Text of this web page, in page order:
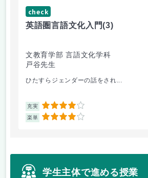
check
英語圏言語文化入門(3)
文教育学部 言語文化学科
戸谷先生
ひたすらジェンダーの話をされ...
充実 4
楽単 4
学生主体で進める授業